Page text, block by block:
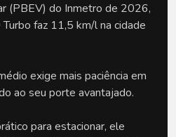
(PBEV) do Inmetro de 2026,
faz 11,5 km/l na cidade
exige mais paciência em
ao seu porte avantajado.
para estacionar, ele